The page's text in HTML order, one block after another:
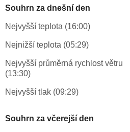
Souhrn za dnešní den
Nejvyšší teplota (16:00)
Nejnižší teplota (05:29)
Nejvyšší průměrná rychlost větru
(13:30)
Nejvyšší tlak (09:29)
Souhrn za včerejší den